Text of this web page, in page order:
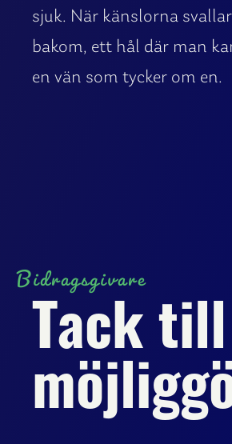
sjuk. När känslorna
bakom, ett hål där man
en vän som tycker om en.
Bidragsgivare
Tack